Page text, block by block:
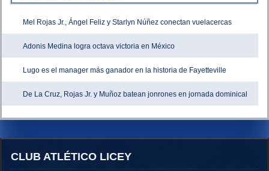
Mel Rojas Jr., Ángel Feliz y Starlyn Núñez conectan vuelacercas
Adonis Medina logra octava victoria en México
Lugo es el manager más ganador en la historia de Fayetteville
De La Cruz, Rojas Jr. y Muñoz batean jonrones en jornada dominical
CLUB ATLÉTICO LICEY